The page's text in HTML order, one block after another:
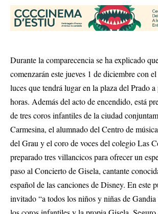
Durante la comparecencia se ha explicado
comenzarán este jueves 1 de diciembre con
luces que tendrá lugar en la plaza del Prado
horas. Además del acto de encendido, está
de tres coros infantiles de la ciudad
Carmesina, el alumnado del Centro de
del Grau y el coro de voces del colegio Las
preparado tres villancicos para ofrecer un
paso al Concierto de Gisela, cantante
español de las canciones de Disney. En este
invitado “a todos los niños y niñas de